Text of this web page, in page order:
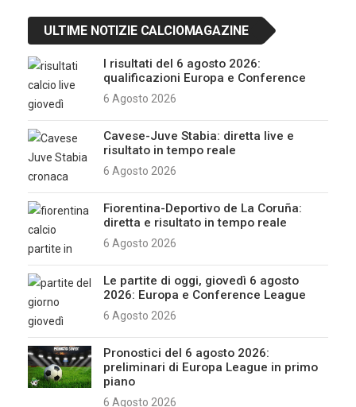
ULTIME NOTIZIE CALCIOMAGAZINE
I risultati del 6 agosto 2026:
qualificazioni Europa e Conference
6 Agosto 2026
Cavese-Juve Stabia: diretta live e
risultato in tempo reale
6 Agosto 2026
Fiorentina-Deportivo de La Coruña:
diretta e risultato in tempo reale
6 Agosto 2026
Le partite di oggi, giovedì 6 agosto
2026: Europa e Conference League
6 Agosto 2026
Pronostici del 6 agosto 2026:
preliminari di Europa League in primo
piano
6 Agosto 2026